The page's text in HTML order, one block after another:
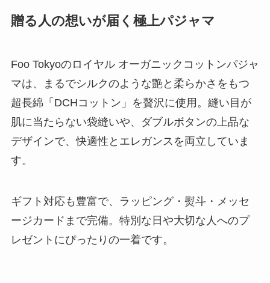
贈る人の想いが届く極上パジャマ
Foo Tokyoのロイヤル オーガニックコットンパジャ
マは、まるでシルクのような艶と柔らかさをもつ
超長綿「DCHコットン」を贅沢に使用。縫い目が
肌に当たらない袋縫いや、ダブルボタンの上品な
デザインで、快適性とエレガンスを両立していま
す。
ギフト対応も豊富で、ラッピング・熨斗・メッセ
ージカードまで完備。特別な日や大切な人へのプ
レゼントにぴったりの一着です。